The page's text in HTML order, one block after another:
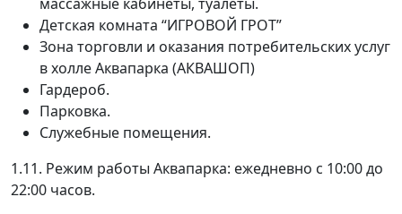
Детская комната “ИГРОВОЙ ГРОТ”
Зона торговли и оказания потребительских услуг
в холле Аквапарка (АКВАШОП)
Гардероб.
Парковка.
Служебные помещения.
1.11. Режим работы Аквапарка: ежедневно с 10:00 до
22:00 часов.